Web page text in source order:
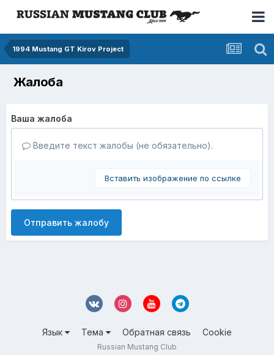
1994 Mustang GT Kirov Project
Жалоба
Ваша жалоба
Введите текст жалобы (не обязательно).
Вставить изображение по ссылке
Отправить жалобу
Язык Тема Обратная связь Cookie
Russian Mustang Club